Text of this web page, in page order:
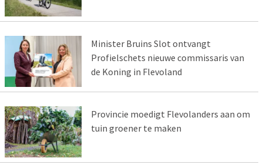
Minister Bruins Slot ontvangt
Profielschets nieuwe commissaris van
de Koning in Flevoland
Provincie moedigt Flevolanders aan om
tuin groener te maken